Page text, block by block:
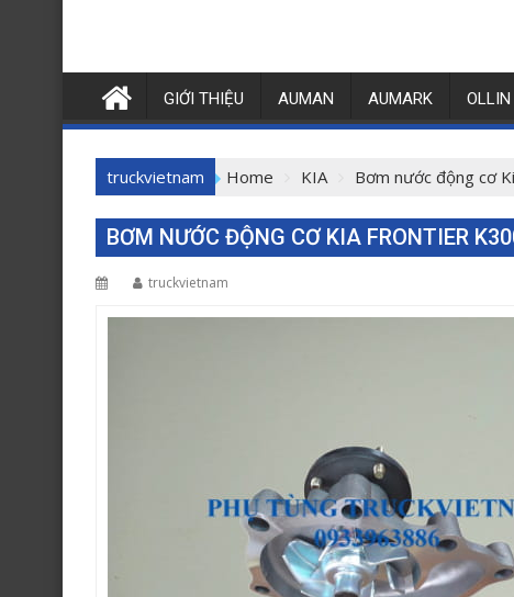
GIỚI THIỆU AUMAN AUMARK OLLIN
truckvietnam Home KIA Bơm nước động cơ
BƠM NƯỚC ĐỘNG CƠ KIA FRONTIER
truckvietnam